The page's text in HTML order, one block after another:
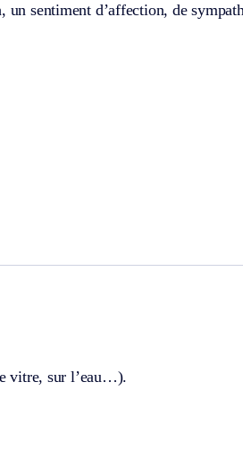
sentiment d’affection, de
vitre, sur l’eau…).